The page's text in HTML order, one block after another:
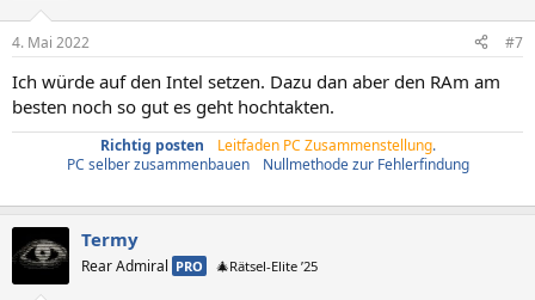
4. Mai 2022 #7
Ich würde auf den Intel setzen. Dazu dan aber den RAm am
besten noch so gut es geht hochtakten.
Richtig posten Leitfaden PC Zusammenstellung.
PC selber zusammenbauen
Nullmethode zur Fehlerfindung
Termy
Rear Admiral PRO 🎄Rätsel-Elite ’25